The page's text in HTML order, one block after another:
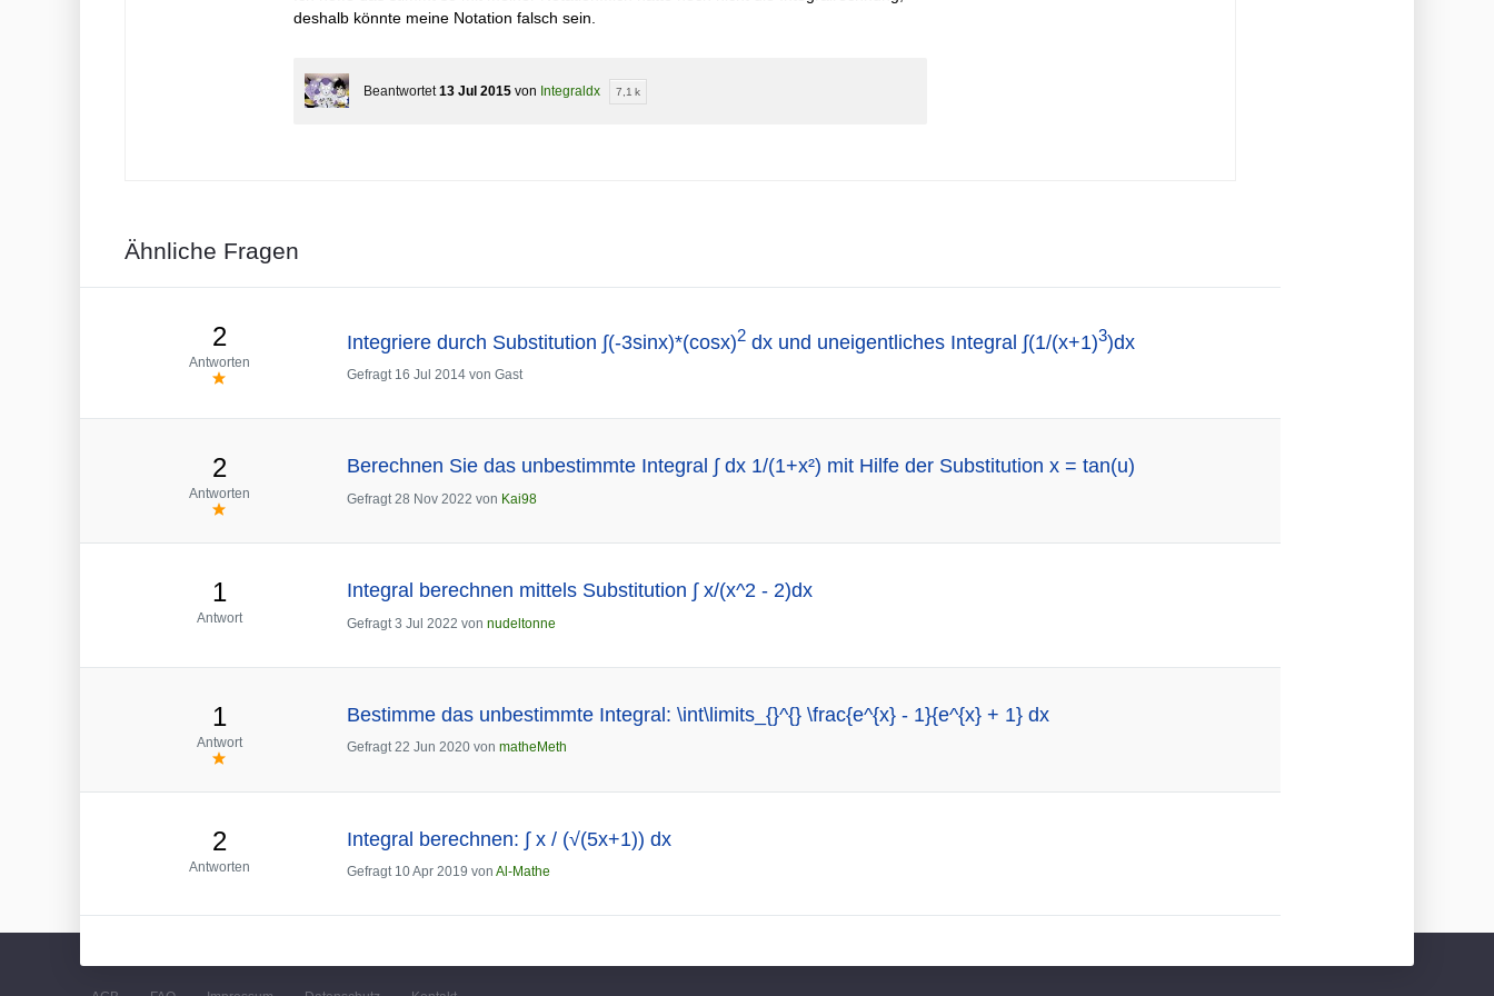
deshalb könnte meine Notation falsch sein.
Beantwortet 13 Jul 2015 von Integraldx 7,1 k
Ähnliche Fragen
2
Antworten
Integriere durch Substitution ∫(-3sinx)*(cosx)2 dx und uneigentliches Integral ∫(1/(x+1)3)dx
Gefragt 16 Jul 2014 von Gast
2
Antworten
Berechnen Sie das unbestimmte Integral ∫ dx 1/(1+x²) mit Hilfe der Substitution x = tan(u)
Gefragt 28 Nov 2022 von Kai98
1
Antwort
Integral berechnen mittels Substitution ∫ x/(x^2 - 2)dx
Gefragt 3 Jul 2022 von nudeltonne
1
Antwort
Bestimme das unbestimmte Integral: \int\limits_{}^{} \frac{e^{x} - 1}{e^{x} + 1} dx
Gefragt 22 Jun 2020 von matheMeth
2
Antworten
Integral berechnen: ∫ x / (√(5x+1)) dx
Gefragt 10 Apr 2019 von Al-Mathe